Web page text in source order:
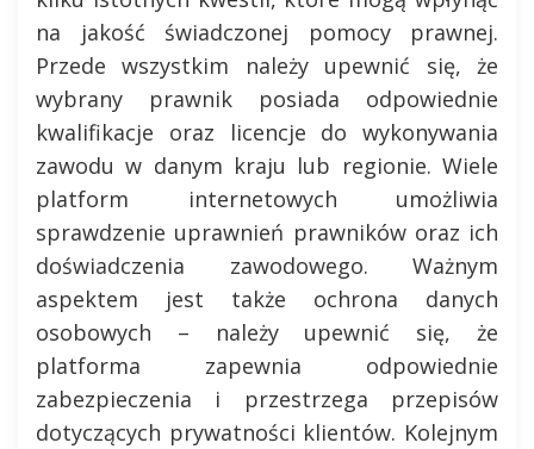
na jakość świadczonej pomocy prawnej.
Przede wszystkim należy upewnić się, że
wybrany prawnik posiada odpowiednie
kwalifikacje oraz licencje do wykonywania
zawodu w danym kraju lub regionie. Wiele
platform internetowych umożliwia
sprawdzenie uprawnień prawników oraz ich
doświadczenia zawodowego. Ważnym
aspektem jest także ochrona danych
osobowych – należy upewnić się, że
platforma zapewnia odpowiednie
zabezpieczenia i przestrzega przepisów
dotyczących prywatności klientów. Kolejnym